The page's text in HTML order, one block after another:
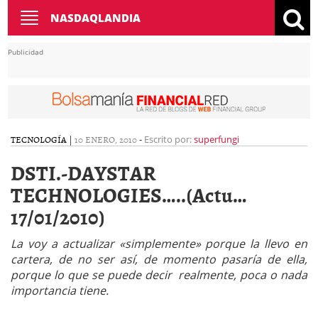
Toggle
navigation
NASDAQLANDIA
Publicidad
TECNOLOGÍA | 10 ENERO, 2010- Escrito por:superfungi
DSTI.-DAYSTAR
TECHNOLOGIES…..(Actu…
17/01/2010)
La voy a actualizar «simplemente» porque la llevo en
cartera, de no ser así, de momento pasaría de ella,
porque lo que se puede decir realmente, poca o nada
importancia tiene.